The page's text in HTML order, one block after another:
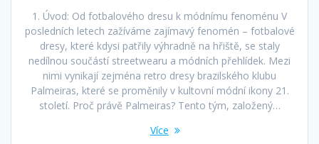
1. Úvod: Od fotbalového dresu k módnímu fenoménu V
posledních letech zažíváme zajímavý fenomén – fotbalové
dresy, které kdysi patřily výhradně na hřiště, se staly
nedílnou součástí streetwearu a módních přehlídek. Mezi
nimi vynikají zejména retro dresy brazilského klubu
Palmeiras, které se proměnily v kultovní módní ikony 21.
století. Proč právě Palmeiras? Tento tým, založený…
Více